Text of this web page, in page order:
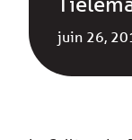
juin 26,